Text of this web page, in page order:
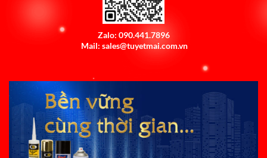
Zalo: 090.441.7896
Mail: sales@tuyetmai.com.vn